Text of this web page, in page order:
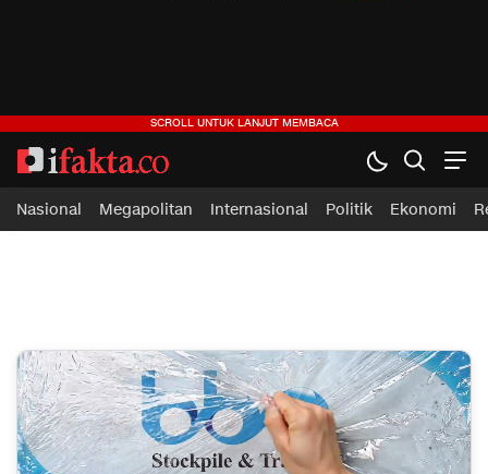
ifakta.co
#pastibenar
Nasional Megapolitan Internasional Politik Ekonomi